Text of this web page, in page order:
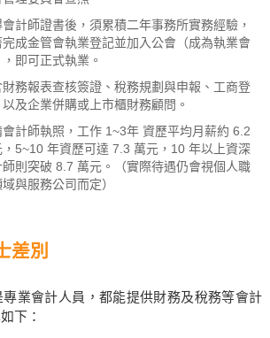
計師證書後，須累積二年事務所實務經驗，
完成金管會執業登記並加入公會（成為執業會
，即可正式執業。
財務報表查核簽證、稅務規劃與申報、工商登
及企業併購或上市櫃財務顧問。
會計師執照，工作 1~3年 資歷平均月薪約 6.2
，5~10 年資歷可達 7.3 萬元，10 年以上資深
師則突破 8.7 萬元。（實際待遇仍會視個人職
與服務公司而定）
差別
業會計人員，都能提供財務及稅務等會計
下：